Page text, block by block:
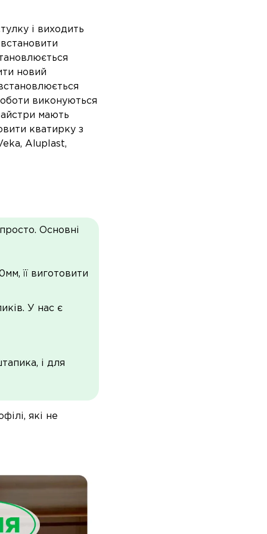
і виходить
новий
виконуються
мають
кватирку з
Aluplast,
Основні
її виготовити
У нас є
і для
які не